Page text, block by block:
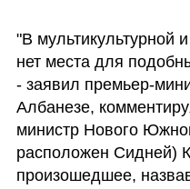
"В мультикультурной
нет места для
- заявил премьер-
Албанезе,
министр Нового
расположен Сидней)
произошедшее,